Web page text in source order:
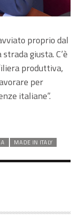
proprio dal
giusta. C’è
produttiva,
per
italiane”.
MADE IN ITALY